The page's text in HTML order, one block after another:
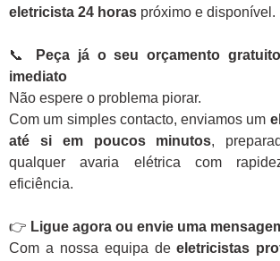
eletricista 24 horas próximo e disponível.
📞
Peça já o seu orçamento
imediato
Não espere o problema piorar.
Com um simples contacto, enviamos um
até si em poucos minutos,
qualquer avaria elétrica com
eficiência.
👉 Ligue agora ou envie uma
Com a nossa equipa deeletricistas